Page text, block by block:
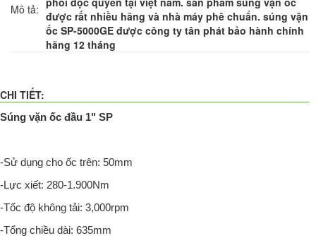
Mô tả: được rất nhiều hãng và nhà máy phê chuẩn. súng vặn
ốc SP-5000GE được công ty tân phát bảo hành chính
hãng 12 tháng
CHI TIẾT:
Súng vặn ốc đầu 1" SP
-Sử dụng cho ốc trên: 50mm
-Lực xiết: 280-1.900Nm
-Tốc độ không tải: 3,000rpm
-Tổng chiều dài: 635mm